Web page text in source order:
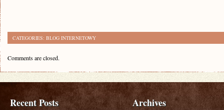
CATEGORIES: BLOG INTERNETOWY
Comments are closed.
Recent Posts Archives